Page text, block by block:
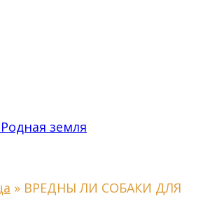
земля
» ВРЕДНЫ ЛИ СОБАКИ ДЛЯ